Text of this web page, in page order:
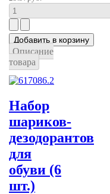
Описание
товара
Набор
шариков-
дезодорантов
для
обуви (6
шт.)